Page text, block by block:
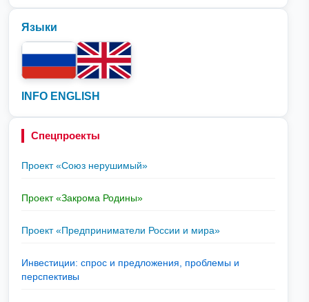
Языки
INFO ENGLISH
Спецпроекты
Проект «Союз нерушимый»
Проект «Закрома Родины»
Проект «Предприниматели России и мира»
Инвестиции: спрос и предложения, проблемы и
перспективы